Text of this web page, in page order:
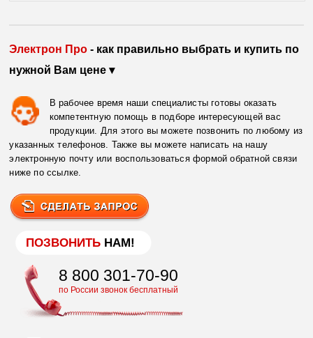
Электрон Про - как правильно выбрать и купить по
нужной Вам цене ▾
В рабочее время наши специалисты готовы оказать
компетентную помощь в подборе интересующей вас
продукции. Для этого вы можете позвонить по любому из
указанных телефонов. Также вы можете написать на нашу
электронную почту или воспользоваться формой обратной связи
ниже по ссылке.
ПОЗВОНИТЬ НАМ!
8 800 301-70-90
по России звонок бесплатный